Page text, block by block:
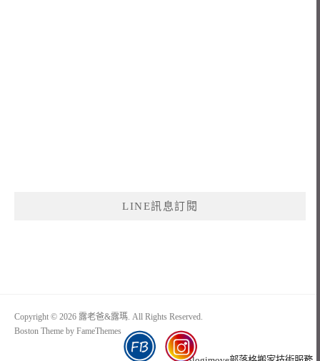
LINE訊息訂閱
Copyright © 2026 露老爸&露瑪. All Rights Reserved.
Boston Theme by FameThemes